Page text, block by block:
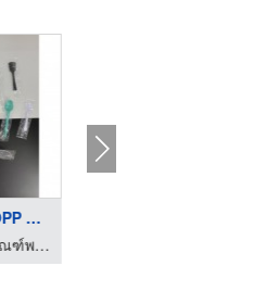
ช้อนห่อฟิล์ม OPP ช้อ ...
ขายส่งบรรจุภัณฑ์พลาสติกอาหาร - ขนม ธนาแพคเกจจิ้ง